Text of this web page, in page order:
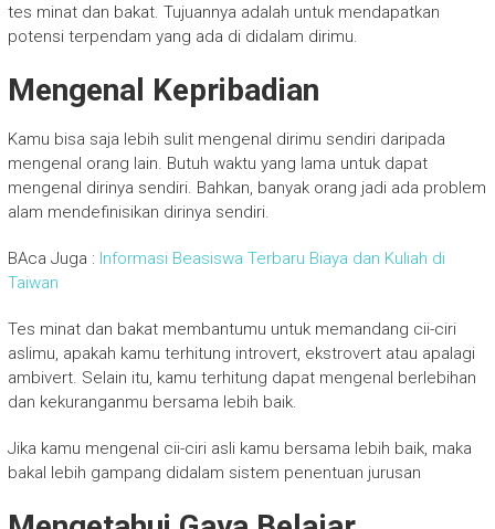
tes minat dan bakat. Tujuannya adalah untuk mendapatkan
potensi terpendam yang ada di didalam dirimu.
Mengenal Kepribadian
Kamu bisa saja lebih sulit mengenal dirimu sendiri daripada
mengenal orang lain. Butuh waktu yang lama untuk dapat
mengenal dirinya sendiri. Bahkan, banyak orang jadi ada problem
alam mendefinisikan dirinya sendiri.
BAca Juga : Informasi Beasiswa Terbaru Biaya dan Kuliah di
Taiwan
Tes minat dan bakat membantumu untuk memandang cii-ciri
aslimu, apakah kamu terhitung introvert, ekstrovert atau apalagi
ambivert. Selain itu, kamu terhitung dapat mengenal berlebihan
dan kekuranganmu bersama lebih baik.
Jika kamu mengenal cii-ciri asli kamu bersama lebih baik, maka
bakal lebih gampang didalam sistem penentuan jurusan